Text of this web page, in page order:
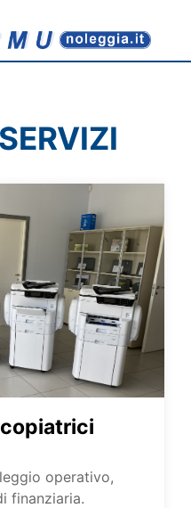
operativo,
finanziaria.